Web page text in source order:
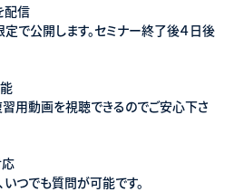
配信
で公開します。セミナー終了後４日後
用動画を視聴できるのでご安心下さ
いつでも質問が可能です。